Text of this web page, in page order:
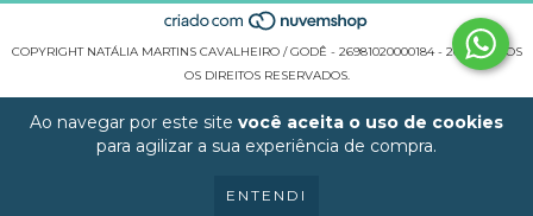
Ao navegar por este site você aceita o uso de cookies
para agilizar a sua experiência de compra.
ENTENDI
COPYRIGHT NATÁLIA MARTINS CAVALHEIRO / GODÊ - 26981020000184 - 2026. TODOS
OS DIREITOS RESERVADOS.